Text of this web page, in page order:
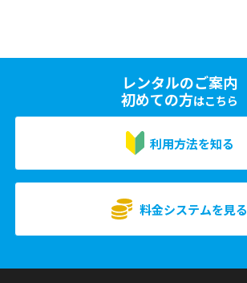
レンタルのご案内
初めての方はこちら
利用方法を知る
料金システムを見る